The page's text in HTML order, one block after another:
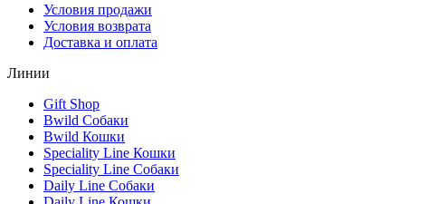
Условия продажи
Условия возврата
Доставка и оплата
Линии
Gift Shop
Bwild Собаки
Bwild Кошки
Speciality Line Кошки
Speciality Line Собаки
Daily Line Собаки